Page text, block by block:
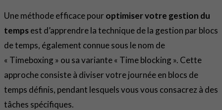
Une méthode efficace pour optimiser votre gestion du
tempsest d’apprendre la technique de la gestion par blocs
de temps, également connue sous le nom de
« Timeboxing » ou sa variante « Time blocking ». Cette
approche consiste à diviser votre journée en blocs de
temps définis, pendant lesquels vous vous consacrez à des
tâches spécifiques.